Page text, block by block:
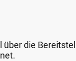
die